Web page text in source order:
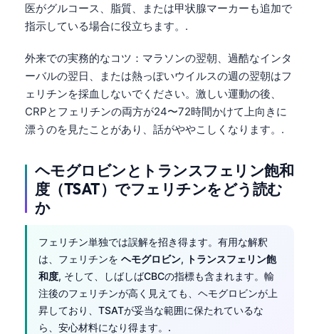
医がグルコース、脂質、または甲状腺マーカーも追加で
指示している場合に役立ちます。.
外来での実務的なコツ：マラソンの翌朝、過酷なインタ
ーバルの翌日、または熱っぽいウイルスの週の翌朝はフ
ェリチンを採血しないでください。激しい運動の後、
CRPとフェリチンの両方が24〜72時間かけて上向きに
漂うのを見たことがあり、話がややこしくなります。.
ヘモグロビンとトランスフェリン飽和
度（TSAT）でフェリチンをどう読む
か
フェリチン単独では誤解を招き得ます。有用な解釈
は、フェリチンを ヘモグロビン, トランスフェリン飽
和度, そして、しばしばCBCの指標も含まれます。輸
注後のフェリチンが高く見えても、ヘモグロビンが上
昇しており、TSATが妥当な範囲に保たれているな
ら、安心材料になり得ます。.